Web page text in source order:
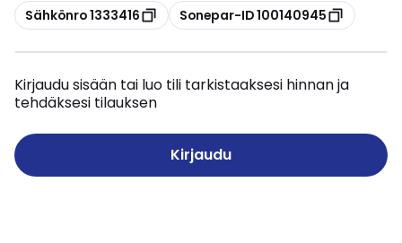
Kopioi
Sähkönro 1333416 Kopioi
Sonepar-ID 100140945
Kirjaudu sisään tai luo tili tarkistaaksesi hinnan ja
tehdäksesi tilauksen
Kirjaudu